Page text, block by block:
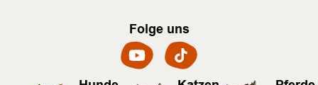
Folge uns